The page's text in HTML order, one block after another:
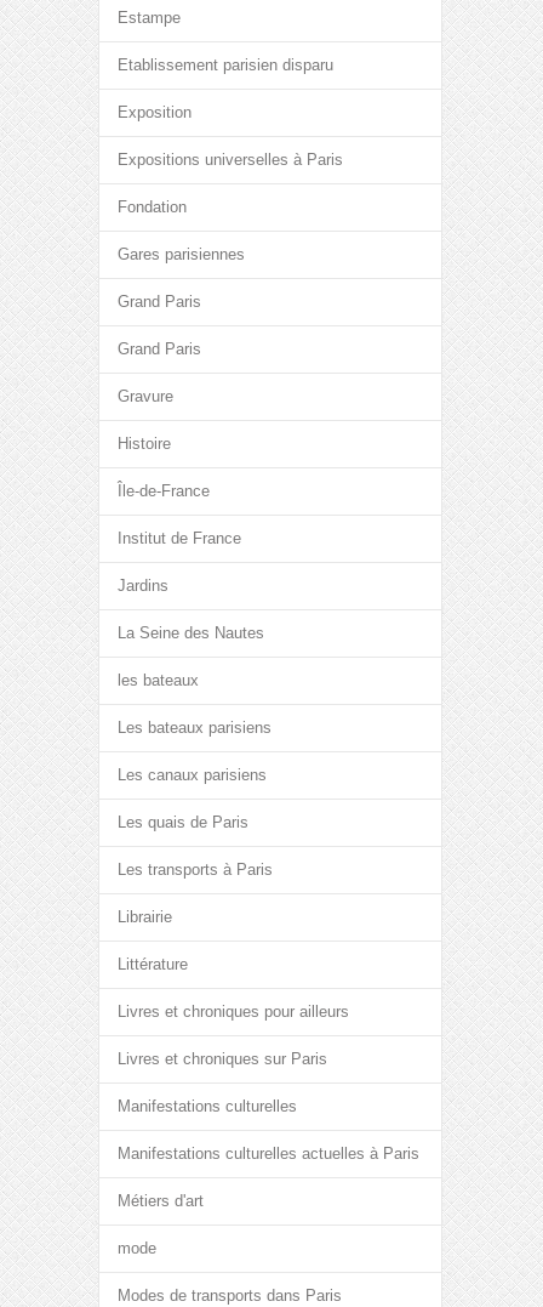
Estampe
Etablissement parisien disparu
Exposition
Expositions universelles à Paris
Fondation
Gares parisiennes
Grand Paris
Grand Paris
Gravure
Histoire
Île-de-France
Institut de France
Jardins
La Seine des Nautes
les bateaux
Les bateaux parisiens
Les canaux parisiens
Les quais de Paris
Les transports à Paris
Librairie
Littérature
Livres et chroniques pour ailleurs
Livres et chroniques sur Paris
Manifestations culturelles
Manifestations culturelles actuelles à Paris
Métiers d'art
mode
Modes de transports dans Paris